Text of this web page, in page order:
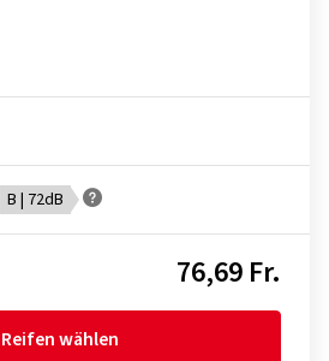
B | 72dB
76,69 Fr.
Reifen wählen